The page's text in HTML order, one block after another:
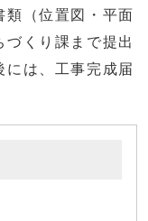
類（位置図・平面
づくり課まで提出
には、工事完成届